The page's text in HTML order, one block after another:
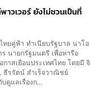
วเวอร์ ยังไม่ชวนเป็นที่
ทยคู่ฟ้า ทำเนียบรัฐบาล นาโอ
นายกรัฐมนตรี เพื่อหารือ
าสเยือนประเทศไทย โดยมี จิ
ธีรรัตน์ สำเร็จวาณิชย์
ดูแลเรื่องก...